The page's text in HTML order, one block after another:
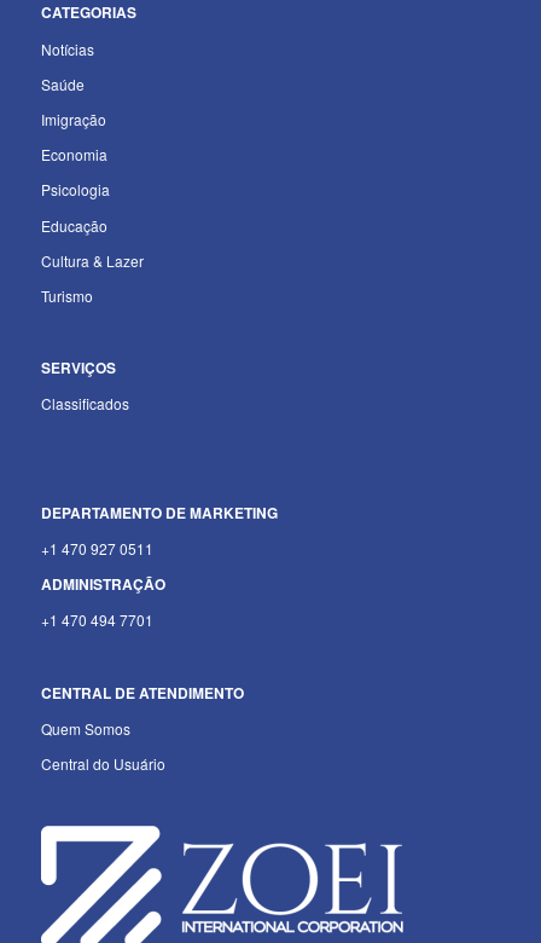
CATEGORIAS
Notícias
Saúde
Imigração
Economia
Psicologia
Educação
Cultura & Lazer
Turismo
SERVIÇOS
Classificados
DEPARTAMENTO DE MARKETING
+1 470 927 0511
ADMINISTRAÇÃO
+1 470 494 7701
CENTRAL DE ATENDIMENTO
Quem Somos
Central do Usuário